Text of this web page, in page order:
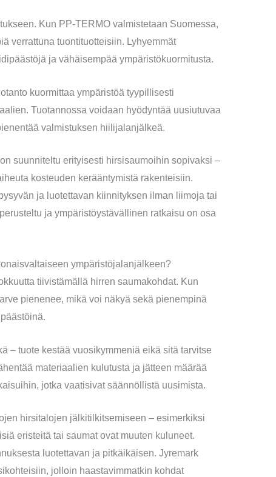
Kun PP-TERMO valmistetaan Suomessa,
verrattuna tuontituotteisiin. Lyhyemmät
ja vähäisempää ympäristökuormitusta.
kuormittaa ympäristöä tyypillisesti
Tuotannossa voidaan hyödyntää uusiutuvaa
valmistuksen hiilijalanjälkeä.
suunniteltu erityisesti hirsisaumoihin sopivaksi –
kosteuden kerääntymistä rakenteisiin.
ja luotettavan kiinnityksen ilman liimoja tai
ja ympäristöystävällinen ratkaisu on osa
ympäristöjalanjälkeen?
tiivistämällä hirren saumakohdat. Kun
pienenee, mikä voi näkyä sekä pienempinä
– tuote kestää vuosikymmeniä eikä sitä tarvitse
materiaalien kulutusta ja jätteen määrää
jotka vaatisivat säännöllistä uusimista.
hirsitalojen jälkitilkitsemiseen – esimerkiksi
eristeitä tai saumat ovat muuten kuluneet.
luotettavan ja pitkäikäisen. Jyremark
jolloin haastavimmatkin kohdat